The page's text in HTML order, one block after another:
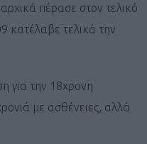
αρχικά πέρασε στον τελικό
κατέλαβε τελικά την
για την 18χρονη
με ασθένειες, αλλά